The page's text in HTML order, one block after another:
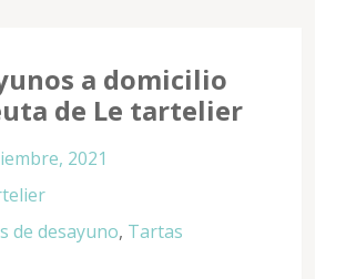
a domicilio
de Le tartelier
2021
de desayuno, Tartas